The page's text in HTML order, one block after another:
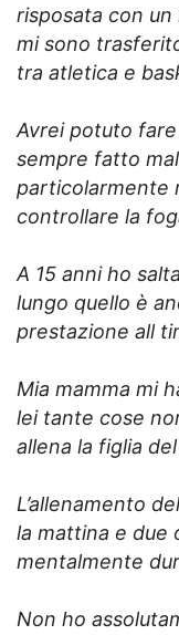
risposata con un
mi sono
tra atletica e
Avrei potuto
sempre fatto
particolarmente
controllare la
A 15 anni ho
lungo quello è
prestazione all
Mia mamma mi
lei tante cose
allena la figlia
L’allenamento
la mattina e due
mentalmente
Non ho